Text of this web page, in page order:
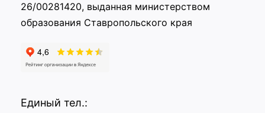
26/00281420, выданная министерством
образования Ставропольского края
Единый тел.: